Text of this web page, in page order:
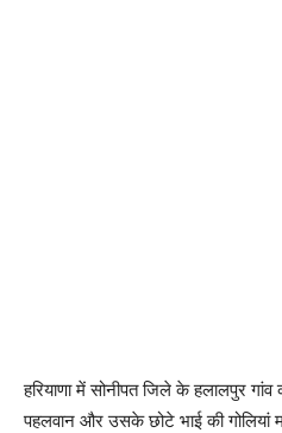
हरियाणा में सोनीपत जिले के हलालपुर
पहलवान और उसके छोटे भाई की गोलियां